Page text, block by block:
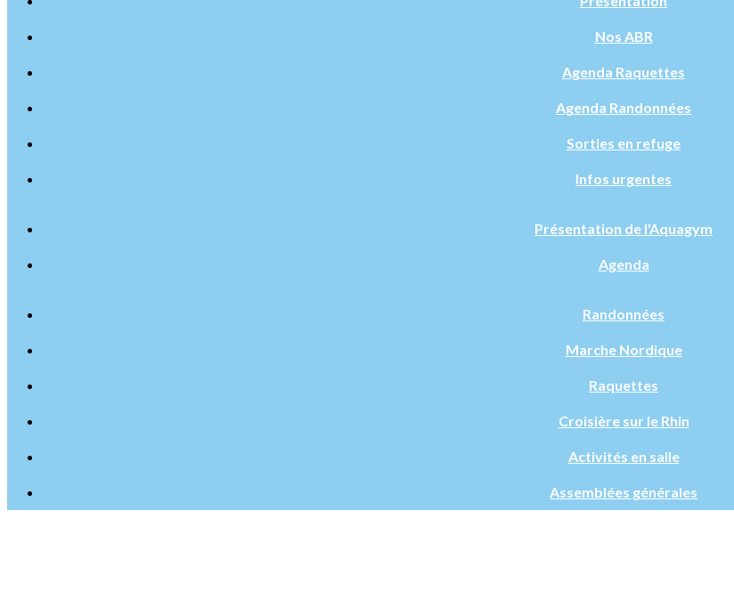
Nos ABR
Agenda Raquettes
Agenda Randonnées
Sorties en refuge
Infos urgentes
Présentation de l'Aquagym
Agenda
Randonnées
Marche Nordique
Raquettes
Croisière sur le Rhin
Activités en salle
Assemblées générales